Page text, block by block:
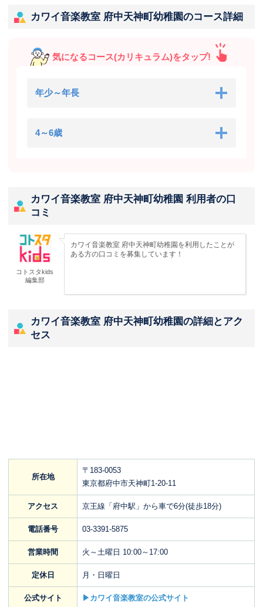
カワイ音楽教室 府中天神町幼稚園のコース詳細
気になるコース(カリキュラム)をタップ!
年少～年長
4～6歳
カワイ音楽教室 府中天神町幼稚園 利用者の口
コミ
コトスタkids
編集部
カワイ音楽教室 府中天神町幼稚園を利用したことが
ある方の口コミを募集しています！
カワイ音楽教室 府中天神町幼稚園の詳細とアク
セス
所在地
〒183-0053
東京都府中市天神町1-20-11
アクセス 京王線「府中駅」から車で6分(徒歩18分)
電話番号 03-3391-5875
営業時間 火～土曜日 10:00～17:00
定休日 月・日曜日
公式サイト ▶カワイ音楽教室の公式サイト